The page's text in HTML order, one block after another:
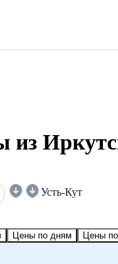
из
Усть-Кут
Цены по дням Цены